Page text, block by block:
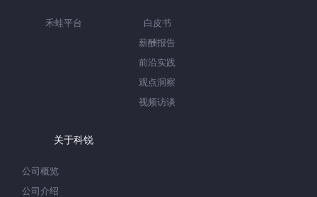
禾蛙平台
白皮书
薪酬报告
前沿实践
观点洞察
视频访谈
关于科锐
公司概览
公司介绍